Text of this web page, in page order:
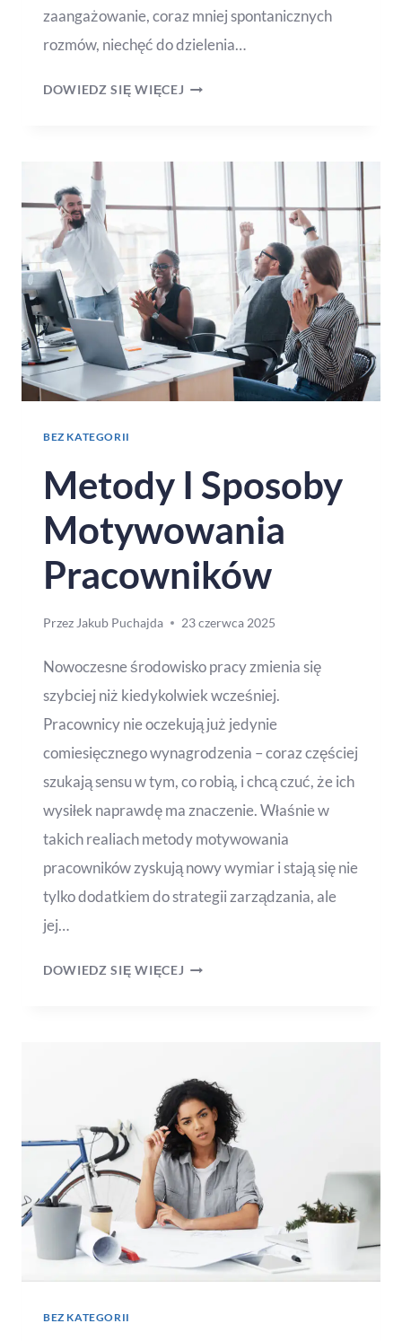
zaangażowanie, coraz mniej spontanicznych
rozmów, niechęć do dzielenia…
DOWIEDZ SIĘ WIĘCEJ
BEZ KATEGORII
Metody I Sposoby
Motywowania
Pracowników
PrzezJakub Puchajda 23 czerwca 2025
Nowoczesne środowisko pracy zmienia się
szybciej niż kiedykolwiek wcześniej.
Pracownicy nie oczekują już jedynie
comiesięcznego wynagrodzenia – coraz częściej
szukają sensu w tym, co robią, i chcą czuć, że ich
wysiłek naprawdę ma znaczenie. Właśnie w
takich realiach metody motywowania
pracowników zyskują nowy wymiar i stają się nie
tylko dodatkiem do strategii zarządzania, ale
jej…
DOWIEDZ SIĘ WIĘCEJ
BEZ KATEGORII